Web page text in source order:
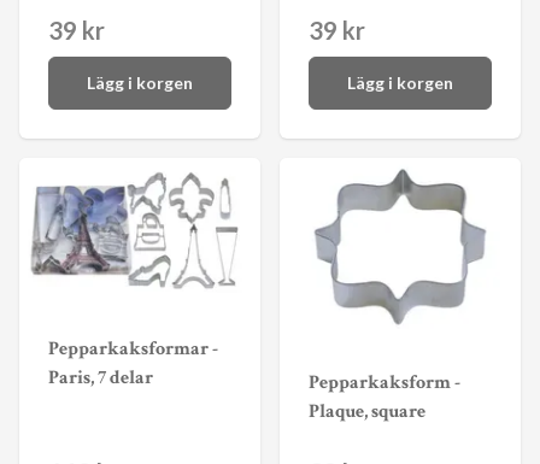
39 kr
Lägg i korgen
39 kr
Lägg i korgen
Pepparkaksformar -
Paris, 7 delar
Pepparkaksform -
Plaque, square